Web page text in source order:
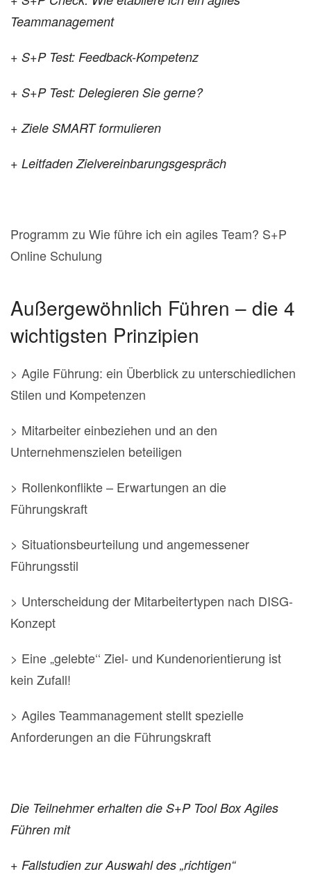
Teammanagement
+ S+P Test: Feedback-Kompetenz
+ S+P Test: Delegieren Sie gerne?
+ Ziele SMART formulieren
+ Leitfaden Zielvereinbarungsgespräch
Programm zu Wie führe ich ein agiles Team? S+P
Online Schulung
Außergewöhnlich Führen – die 4
wichtigsten Prinzipien
> Agile Führung: ein Überblick zu unterschiedlichen
Stilen und Kompetenzen
> Mitarbeiter einbeziehen und an den
Unternehmenszielen beteiligen
> Rollenkonflikte – Erwartungen an die
Führungskraft
> Situationsbeurteilung und angemessener
Führungsstil
> Unterscheidung der Mitarbeitertypen nach DISG-
Konzept
> Eine „gelebte‘‘ Ziel- und Kundenorientierung ist
kein Zufall!
> Agiles Teammanagement stellt spezielle
Anforderungen an die Führungskraft
Die Teilnehmer erhalten die S+P Tool Box Agiles
Führen mit
+ Fallstudien zur Auswahl des „richtigen“